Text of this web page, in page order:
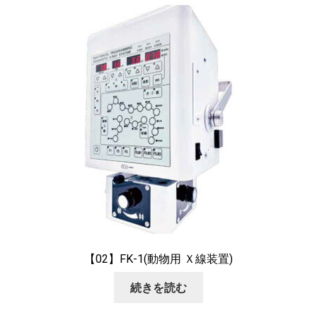
【02】FK-1(動物用 Ｘ線装置)
続きを読む